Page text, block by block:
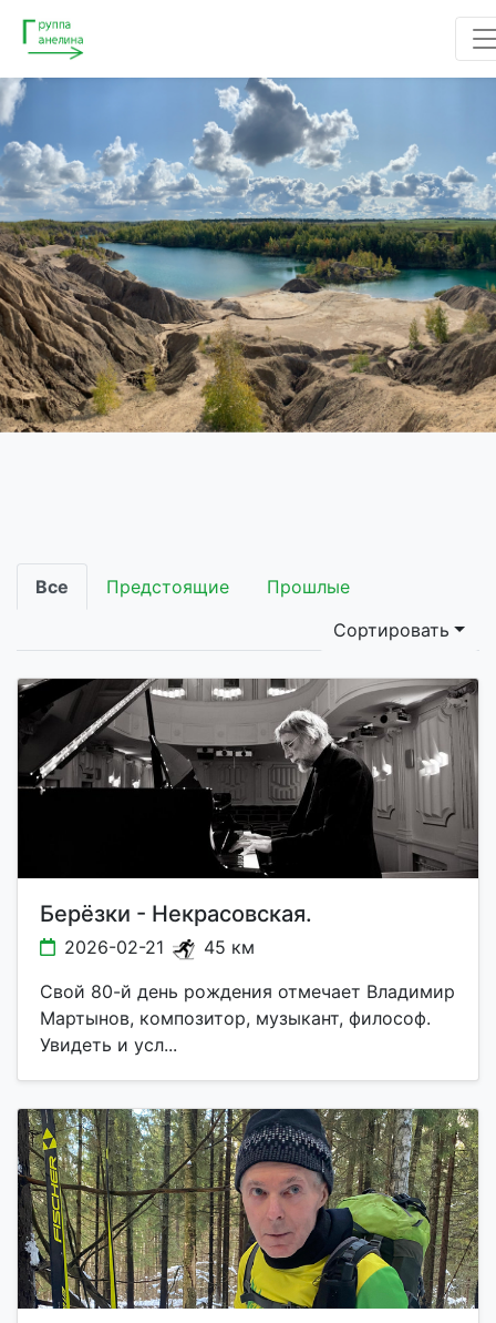
Все Предстоящие
Прошлые
Сортировать
Берёзки - Некрасовская.
2026-02-21
45 км
Свой 80-й день рождения отмечает Владимир
Мартынов, композитор, музыкант, философ.
Увидеть и усл...